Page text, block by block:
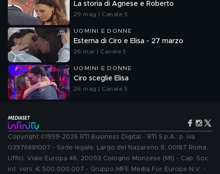
La storia di Agnese e Roberto
29 mag | Canale 5
UOMINI E DONNE
Esterna di Ciro e Elisa - 27 marzo
26 mar | Canale 5
UOMINI E DONNE
Ciro sceglie Elisa
26 mag | Canale 5
Copyright ©1999-2026 RTI Business Digital - RTI S.p.A.: p. iva
03976881007 - Sede legale: Largo del Nazareno 8, 00187 Roma.
Uffici: Viale Europa 46, 20093 Cologno Monzese (MI) - Cap. Soc.
int. vers. € 500.000.007 - Gruppo MFE Media For Europe N.V. -